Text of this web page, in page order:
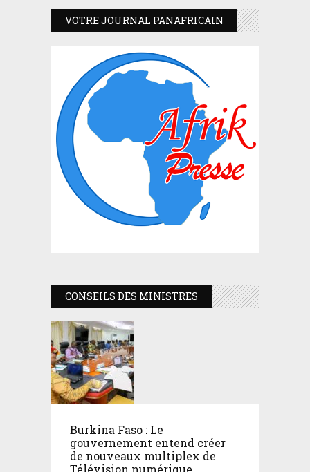
VOTRE JOURNAL PANAFRICAIN
CONSEILS DES MINISTRES
Burkina Faso : Le
gouvernement entend créer
de nouveaux multiplex de
Télévision numérique